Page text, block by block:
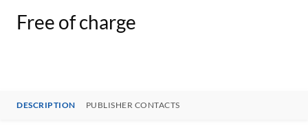
Free of charge
DESCRIPTION PUBLISHER CONTACTS